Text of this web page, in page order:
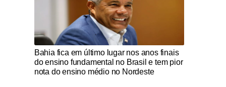
Notícias Católicas
Bahia fica em último lugar nos anos finais
do ensino fundamental no Brasil e tem pior
nota do ensino médio no Nordeste